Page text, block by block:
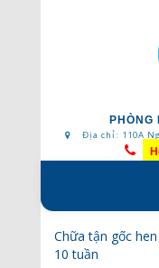
Địa chỉ: 110A
Chữa tận gốc
10 tuần